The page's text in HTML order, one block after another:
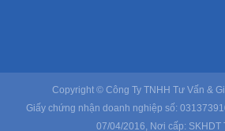
Copyright © Công Ty TNHH Tư Vấn &
Giấy chứng nhận doanh nghiệp số:
07/04/2016, Nơi cấp: SKHDT